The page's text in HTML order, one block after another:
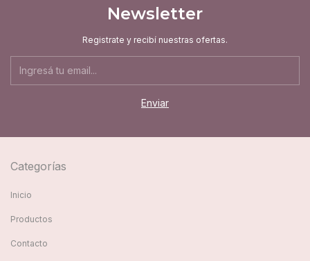
Newsletter
Registrate y recibí nuestras ofertas.
Categorías
Inicio
Productos
Contacto